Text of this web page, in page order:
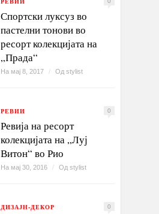
Спортски луксуз во
пастелни тонови во
ресорт колекцијата на
„Прада“
На мај 8, 2017 / Од stylist
РЕВИИ 0
Ревија на ресорт
колекцијата на „Луј
Витон“ во Рио
На мај 30, 2016 / Од stylist
ДИЗАЈН-ДЕКОР 0